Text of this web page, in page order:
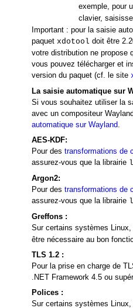
exemple, pour
clavier,
Important : pour la saisie
paquet xdotool doit être
votre distribution ne propose
vous pouvez télécharger et
version du paquet (cf. le site
La saisie automatique sur
Si vous souhaitez utiliser la
avec un compositeur
automatique sur Wayland.
AES-KDF:
Pour des transformations de
assurez-vous que la librairie
Argon2:
Pour des transformations de
assurez-vous que la librairie
Greffons :
Sur certains systèmes Linux,
être nécessaire au bon
TLS 1.2 :
Pour la prise en charge de
.NET Framework 4.5 ou
Polices :
Sur certains systèmes Linux,